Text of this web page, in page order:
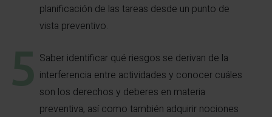
planificación de las tareas desde un punto de
vista preventivo.
Saber identificar qué riesgos se derivan de la
interferencia entre actividades y conocer cuáles
son los derechos y deberes en materia
preventiva, así como también adquirir nociones